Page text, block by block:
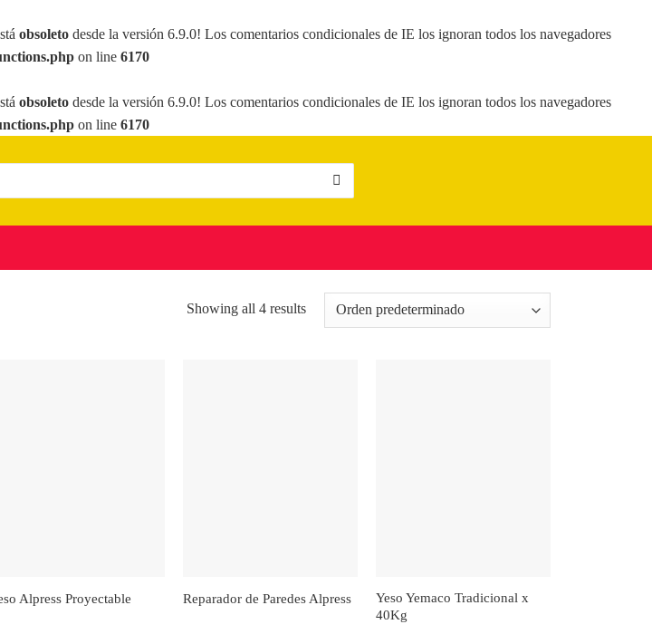
obsoleto desde la versión 6.9.0! Los comentarios condicionales de IE los ignoran todos los navegadores
on line 6170
obsoleto desde la versión 6.9.0! Los comentarios condicionales de IE los ignoran todos los navegadores
on line 6170
Showing all 4 results
Alpress Proyectable Reparador de Paredes Alpress
Yeso Yemaco Tradicional x
40Kg